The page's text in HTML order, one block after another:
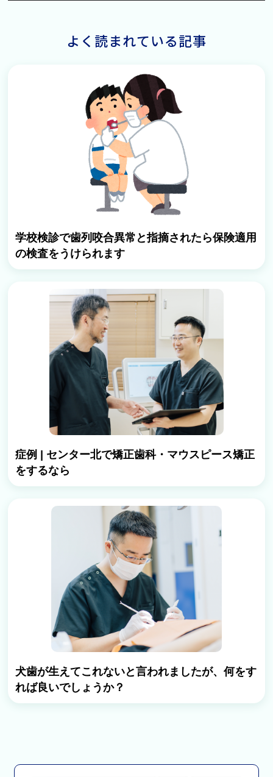
よく読まれている記事
学校検診で歯列咬合異常と指摘されたら保険適用
の検査をうけられます
症例 | センター北で矯正歯科・マウスピース矯正
をするなら
犬歯が生えてこれないと言われましたが、何をす
れば良いでしょうか？